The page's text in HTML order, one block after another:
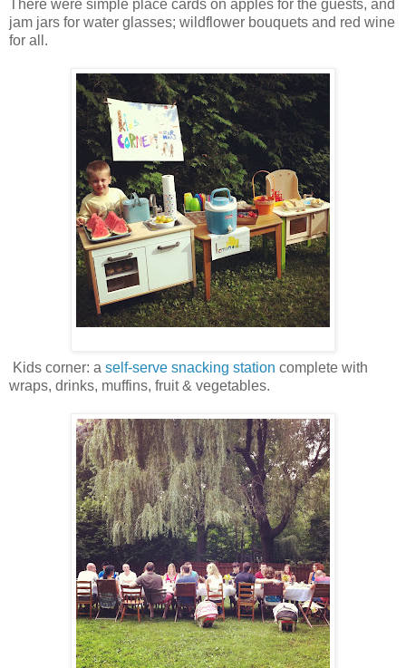
There were simple place cards on apples for the guests, and
jam jars for water glasses; wildflower bouquets and red wine
for all.
Kids corner: a self-serve snacking station complete with
wraps, drinks, muffins, fruit & vegetables.